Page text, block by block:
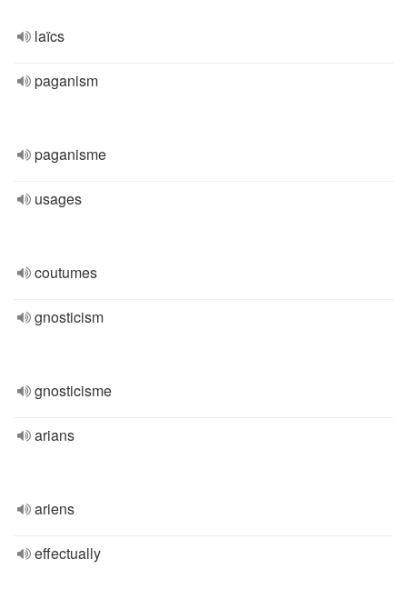
laïcs
paganism
paganisme
usages
coutumes
gnosticism
gnosticisme
arians
ariens
effectually